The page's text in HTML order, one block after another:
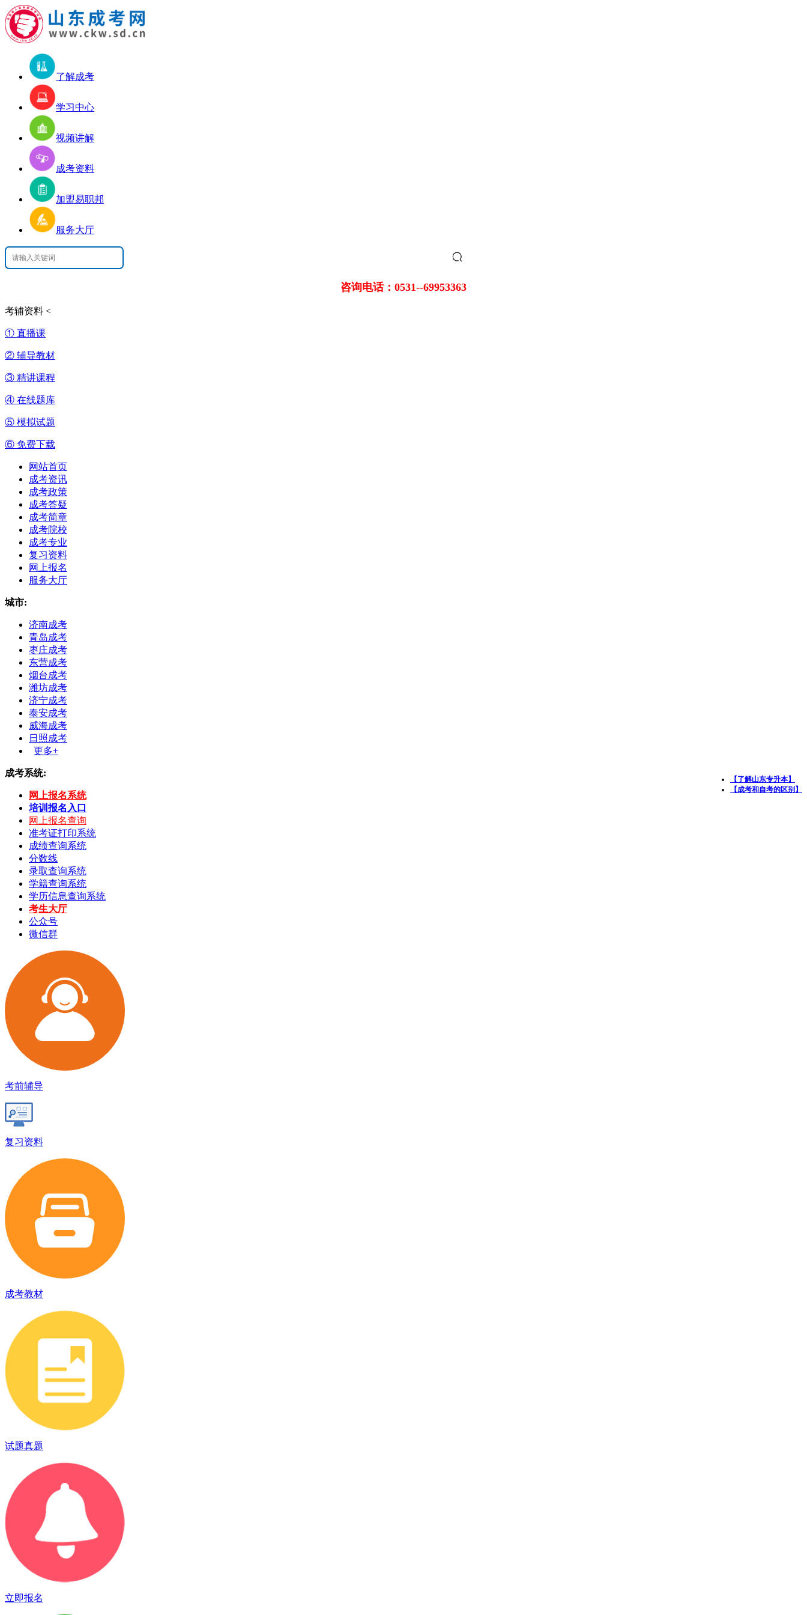
了解成考
学习中心
视频讲解
成考资料
加盟易职邦
服务大厅
咨询电话：0531--69953363
考辅资料 <
① 直播课
② 辅导教材
③ 精讲课程
④ 在线题库
⑤ 模拟试题
⑥ 免费下载
网站首页
成考资讯
成考政策
成考答疑
成考简章
成考院校
成考专业
复习资料
网上报名
服务大厅
城市:
济南成考
青岛成考
枣庄成考
东营成考
烟台成考
潍坊成考
济宁成考
泰安成考
威海成考
日照成考
更多+
【了解山东专升本】
【成考和自考的区别】
成考系统:
网上报名系统
培训报名入口
网上报名查询
准考证打印系统
成绩查询系统
分数线
录取查询系统
学籍查询系统
学历信息查询系统
考生大厅
公众号
微信群
考前辅导
复习资料
成考教材
试题真题
立即报名